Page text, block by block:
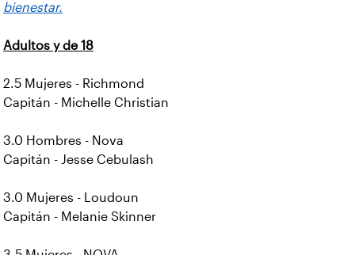
bienestar.
Adultos y de 18
2.5 Mujeres - Richmond
Capitán - Michelle Christian
3.0 Hombres - Nova
Capitán - Jesse Cebulash
3.0 Mujeres - Loudoun
Capitán - Melanie Skinner